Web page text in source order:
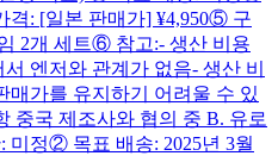
: [일본 판매가] ¥4,950⑤ 구
2개 세트⑥ 참고:- 생산 비용
엔저와 관계가 없음- 생산 비
매가를 유지하기 어려울 수 있
중국 제조사와 협의 중 B. 유로
정② 목표 배송: 2025년 3월